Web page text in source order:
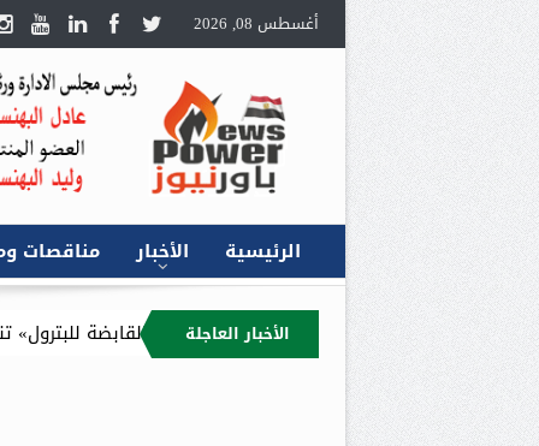
أغسطس 08, 2026
الرئيسية الأخبار مناقصات
الأخبار العاجلة
«جنوب الوادي القابضة للبترول» تنظم لقاءً توعويًا